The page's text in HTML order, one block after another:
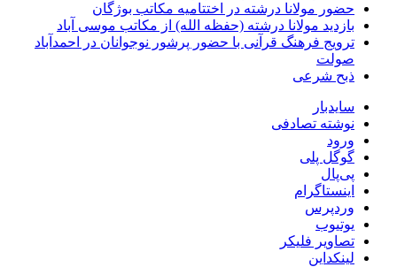
حضور مولانا درشته در اختتامیه مکاتب بوژگان
بازدید مولانا درشته (حفظه الله) از مکاتب موسی آباد
ترویج فرهنگ قرآنی با حضور پرشور نوجوانان در احمدآباد
صولت
ذبح شرعی
سایدبار
نوشته تصادفی
ورود
گوگل پلی
پی‌پال
اینستاگرام
وردپرس
یوتیوب
تصاویر فلیکر
لینکداین